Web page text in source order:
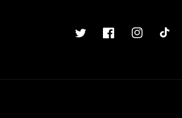
TwitterFacebookInstagramTikTok